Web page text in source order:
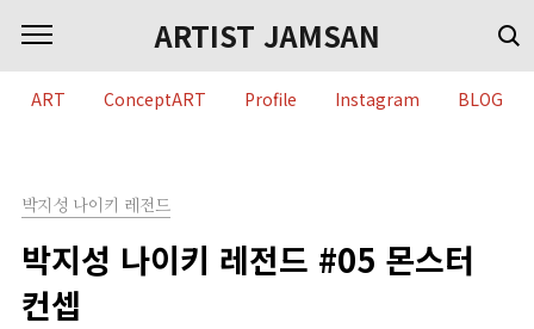
ARTIST JAMSAN
ART ConceptART Profile Instagram BLOG
박지성 나이키 레전드
박지성 나이키 레전드 #05 몬스터
컨셉